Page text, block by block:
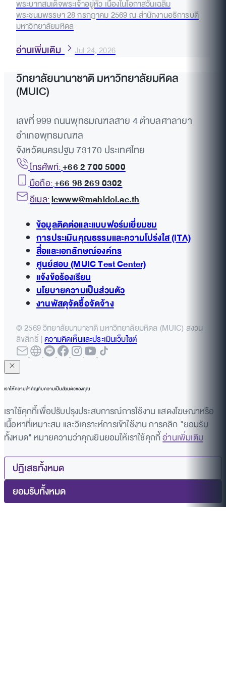
พระบาทสมเด็จพระเจ้าอยู่หัว เนื่องในโอกาสวันเฉลิม
พระชนมพรรษา 28 กรกฎาคม 2569 ณ สำนักงานอธิการบดี
มหาวิทยาลัยมหิดล
อ่านเพิ่มเติม Jul 24, 2026
วิทยาลัยนานาชาติ มหาวิทยาลัยมหิดล
(MUIC)
เลขที่ 999 ถนนพุทธมณฑลสาย 4 ตำบลศาลายา
อำเภอพุทธมณฑล
จังหวัดนครปฐม 73170 ประเทศไทย
โทรศัพท์:+66 2 700 5000
มือถือ:+66 98 269 0302
อีเมล:icwww@mahidol.ac.th
ข้อมูลติดต่อและแบบฟอร์มเยี่ยมชม
การประเมินคุณธรรมและความโปร่งใส (ITA)
สื่อและเอกลักษณ์องค์กร
ศูนย์สอบ (MUIC Test Center)
แจ้งข้อร้องเรียน
นโยบายความเป็นส่วนตัว
งานพัสดุจัดซื้อจัดจ้าง
© 2569 วิทยาลัยนานาชาติ มหาวิทยาลัยมหิดล (MUIC) สงวน
ลิขสิทธิ์ |ความคิดเห็นและประเมินเว็บไซต์
เราให้ความสำคัญกับความเป็นส่วนตัวของคุณ
เราใช้คุกกี้เพื่อปรับปรุงประสบการณ์การใช้งาน แสดงโฆษณาหรือ
เนื้อหาที่เหมาะสม และวิเคราะห์การเข้าใช้งาน การคลิก "ยอมรับ
ทั้งหมด" หมายความว่าคุณยินยอมให้เราใช้คุกกี้อ่านเพิ่มเติม
ปฏิเสธทั้งหมด
ยอมรับทั้งหมด